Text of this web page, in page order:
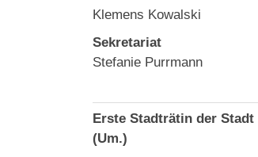
Klemens Kowalski
Sekretariat
Stefanie Purrmann
Erste Stadträtin der Stadt
(Um.)